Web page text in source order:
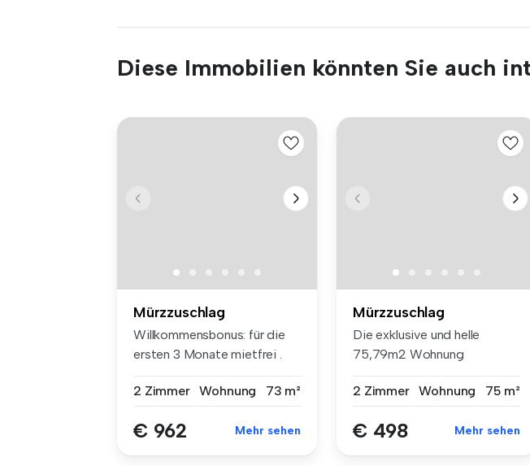
Diese Immobilien könnten Sie auch
Mürzzuschlag
Willkommensbonus: für die
ersten 3 Monate mietfrei .
2 Zimmer
Wohnung 73 m²
€ 962 Mehr sehen
Mürzzuschlag
Die exklusive und helle
75,79m2 Wohnung
2 Zimmer
Wohnung 75 m²
€ 498 Mehr sehen